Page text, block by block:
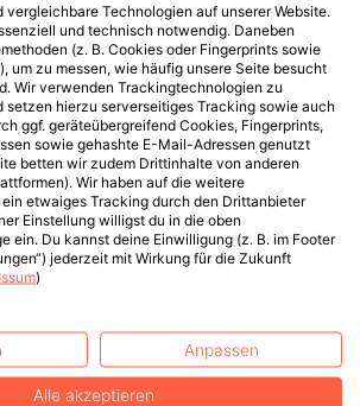
vergleichbare Technologien auf unserer Website.
und technisch notwendig. Daneben
(z. B. Cookies oder Fingerprints sowie
um zu messen, wie häufig unsere Seite besucht
Wir verwenden Trackingtechnologien zu
hierzu serverseitiges Tracking sowie auch
ggf. geräteübergreifend Cookies, Fingerprints,
sowie gehashte E-Mail-Adressen genutzt
betten wir zudem Drittinhalte von anderen
Wir haben auf die weitere
etwaiges Tracking durch den Drittanbieter
Einstellung willigst du in die oben
ein. Du kannst deine Einwilligung (z. B. im Footer
jederzeit mit Wirkung für die Zukunft
)
Anpassen
Alle akzeptieren